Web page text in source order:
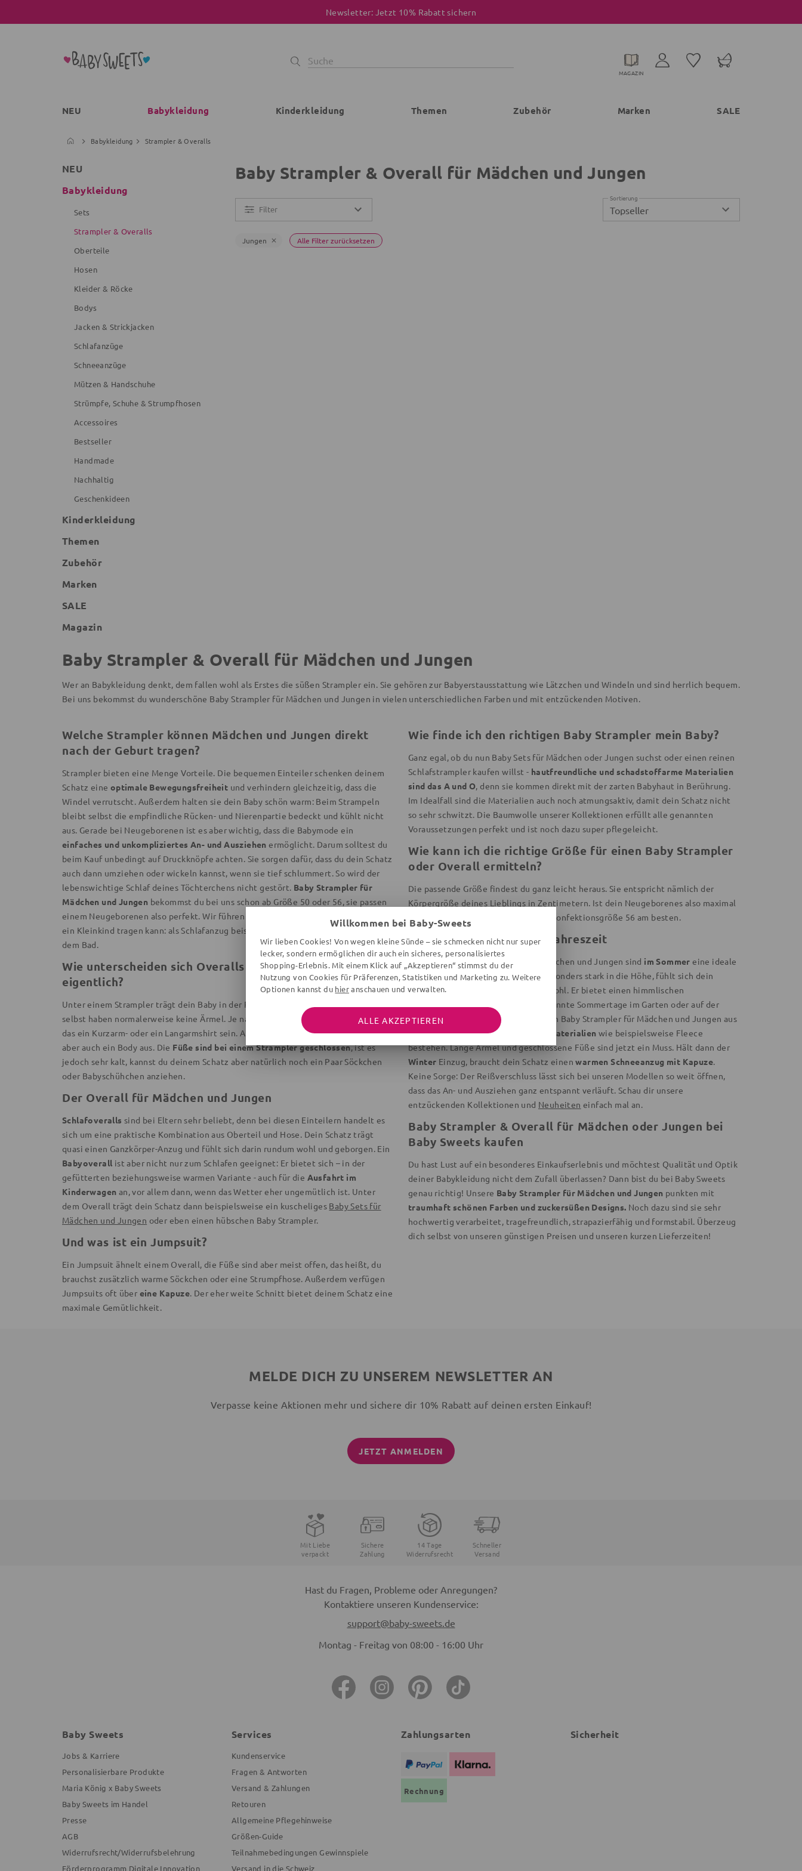
Newsletter: Jetzt 10% Rabatt sichern
MAGAZIN
NEU Babykleidung Kinderkleidung Themen Zubehör Marken SALE
Babykleidung Strampler & Overalls
NEU
Babykleidung
Sets
Strampler & Overalls
Oberteile
Hosen
Kleider & Röcke
Bodys
Jacken & Strickjacken
Schlafanzüge
Schneeanzüge
Mützen & Handschuhe
Strümpfe, Schuhe & Strumpfhosen
Accessoires
Bestseller
Handmade
Nachhaltig
Geschenkideen
Kinderkleidung
Themen
Zubehör
Marken
SALE
Magazin
Baby Strampler & Overall für Mädchen und Jungen
Filter
Sortierung
Topseller
Jungen Alle Filter zurücksetzen
Baby Strampler & Overall für Mädchen und Jungen
Wer an Babykleidung denkt, dem fallen wohl als Erstes die süßen Strampler ein. Sie gehören zur Babyerstausstattung wie Lätzchen und Windeln und sind herrlich bequem.
Bei uns bekommst du wunderschöne Baby Strampler für Mädchen und Jungen in vielen unterschiedlichen Farben und mit entzückenden Motiven.
Welche Strampler können Mädchen und Jungen direkt
nach der Geburt tragen?
Strampler bieten eine Menge Vorteile. Die bequemen Einteiler schenken deinem
Schatz eine optimale Bewegungsfreiheit und verhindern gleichzeitig, dass die
Windel verrutscht. Außerdem halten sie dein Baby schön warm: Beim Strampeln
bleibt selbst die empfindliche Rücken- und Nierenpartie bedeckt und kühlt nicht
aus. Gerade bei Neugeborenen ist es aber wichtig, dass die Babymode ein
einfaches und unkompliziertes An- und Ausziehen ermöglicht. Darum solltest du
beim Kauf unbedingt auf Druckknöpfe achten. Sie sorgen dafür, dass du dein Schatz
auch dann umziehen oder wickeln kannst, wenn sie tief schlummert. So wird der
lebenswichtige Schlaf deines Töchterchens nicht gestört. Baby Strampler für
Mädchen und Jungen bekommst du bei uns schon ab Größe 50 oder 56, sie passen
einem Neugeborenen also perfekt. Wir führen aber auch gemütliche Modelle, die
ein Kleinkind tragen kann: als Schlafanzug beispielsweise oder zum Kuscheln nach
dem Bad.
Wie unterscheiden sich Overalls und Baby Strampler
eigentlich?
Unter einem Strampler trägt dein Baby in der Regel ein Shirt, denn die Einteiler
selbst haben normalerweise keine Ärmel. Je nach Jahreszeit und Witterung kann
das ein Kurzarm- oder ein Langarmshirt sein. An warmen Tagen im Sommer reicht
aber auch ein Body aus. Die Füße sind bei einem Strampler geschlossen, ist es
jedoch sehr kalt, kannst du deinem Schatz aber natürlich noch ein Paar Söckchen
oder Babyschühchen anziehen.
Der Overall für Mädchen und Jungen
Schlafoveralls sind bei Eltern sehr beliebt, denn bei diesen Einteilern handelt es
sich um eine praktische Kombination aus Oberteil und Hose. Dein Schatz trägt
quasi einen Ganzkörper-Anzug und fühlt sich darin rundum wohl und geborgen. Ein
Babyoverall ist aber nicht nur zum Schlafen geeignet: Er bietet sich – in der
gefütterten beziehungsweise warmen Variante - auch für die Ausfahrt im
Kinderwagen an, vor allem dann, wenn das Wetter eher ungemütlich ist. Unter
dem Overall trägt dein Schatz dann beispielsweise ein kuscheliges Baby Sets für
Mädchen und Jungen oder eben einen hübschen Baby Strampler.
Und was ist ein Jumpsuit?
Ein Jumpsuit ähnelt einem Overall, die Füße sind aber meist offen, das heißt, du
brauchst zusätzlich warme Söckchen oder eine Strumpfhose. Außerdem verfügen
Jumpsuits oft über eine Kapuze. Der eher weite Schnitt bietet deinem Schatz eine
maximale Gemütlichkeit.
Wie finde ich den richtigen Baby Strampler mein Baby?
Ganz egal, ob du nun Baby Sets für Mädchen oder Jungen suchst oder einen reinen
Schlafstrampler kaufen willst - hautfreundliche und schadstoffarme Materialien
sind das A und O, denn sie kommen direkt mit der zarten Babyhaut in Berührung.
Im Idealfall sind die Materialien auch noch atmungsaktiv, damit dein Schatz nicht
so sehr schwitzt. Die Baumwolle unserer Kollektionen erfüllt alle genannten
Voraussetzungen perfekt und ist noch dazu super pflegeleicht.
Wie kann ich die richtige Größe für einen Baby Strampler
oder Overall ermitteln?
Die passende Größe findest du ganz leicht heraus. Sie entspricht nämlich der
Körpergröße deines Lieblings in Zentimetern. Ist dein Neugeborenes also maximal
56 Zentimetern groß, passt ihm die Konfektionsgröße 56 am besten.
Baby Strampler für jede Jahreszeit
Luftig leichte Strampler Sets für Mädchen und Jungen sind im Sommer eine ideale
Wahl. Klettern die Temperaturen besonders stark in die Höhe, fühlt sich dein
Schatz in einem
wohl. Er bietet einen himmlischen
Tragekomfort und ist ideal für entspannte Sommertage im Garten oder auf der
Terrasse. In der Übergangszeit sollten Baby Strampler für Mädchen und Jungen aus
etwasfesteren und flauschigeren Materialien wie beispielsweise Fleece
bestehen. Lange Ärmel und geschlossene Füße sind jetzt ein Muss. Hält dann der
Winter Einzug, braucht dein Schatz einen warmen Schneeanzug mit Kapuze.
Keine Sorge: Der Reißverschluss lässt sich bei unseren Modellen so weit öffnen,
dass das An- und Ausziehen ganz entspannt verläuft. Schau dir unsere
entzückenden Kollektionen und Neuheiten einfach mal an.
Baby Strampler & Overall für Mädchen oder Jungen bei
Baby Sweets kaufen
Du hast Lust auf ein besonderes Einkaufserlebnis und möchtest Qualität und Optik
deiner Babykleidung nicht dem Zufall überlassen? Dann bist du bei Baby Sweets
genau richtig! Unsere Baby Strampler für Mädchen und Jungen punkten mit
traumhaft schönen Farben und zuckersüßen Designs. Noch dazu sind sie sehr
hochwertig verarbeitet, tragefreundlich, strapazierfähig und formstabil. Überzeug
dich selbst von unseren günstigen Preisen und unseren kurzen Lieferzeiten!
MELDE DICH ZU UNSEREM NEWSLETTER AN
Verpasse keine Aktionen mehr und sichere dir 10% Rabatt auf deinen ersten Einkauf!
JETZT ANMELDEN
Mit Liebe
verpackt
Sichere
Zahlung
14 Tage
Widerrufsrecht
Schneller
Versand
Hast du Fragen, Probleme oder Anregungen?
Kontaktiere unseren Kundenservice:
support@baby-sweets.de
Montag - Freitag von 08:00 - 16:00 Uhr
Baby Sweets
Jobs & Karriere
Personalisierbare Produkte
Maria König x Baby Sweets
Baby Sweets im Handel
Presse
AGB
Widerrufsrecht/Widerrufsbelehrung
Förderprogramm Digitale Innovation
Services
Kundenservice
Fragen & Antworten
Versand & Zahlungen
Retouren
Allgemeine Pflegehinweise
Größen-Guide
Teilnahmebedingungen Gewinnspiele
Versand in die Schweiz
Zahlungsarten
Rechnung
Sicherheit
Willkommen bei Baby-Sweets
Wir lieben Cookies! Von wegen kleine Sünde – sie schmecken nicht nur super
lecker, sondern ermöglichen dir auch ein sicheres, personalisiertes
Shopping-Erlebnis. Mit einem Klick auf „Akzeptieren“ stimmst du der
Nutzung von Cookies für Präferenzen, Statistiken und Marketing zu. Weitere
Optionen kannst du hieranschauen und verwalten.
ALLE AKZEPTIEREN